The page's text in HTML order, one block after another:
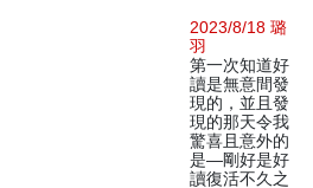
2023/8/18 璐
羽
第一次知道好
讀是無意間發
現的，並且發
現的那天令我
驚喜且意外的
是—剛好是好
讀復活不久之